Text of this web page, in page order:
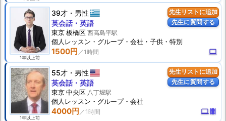
先生リストに追加
先生に質問する
1年以上前
39才 男性
1500円 computer
英会話・英語
東京 板橋区 西高島平駅
個人 レッスン ・グループ・会社・子供・特別
先生リストに追加
先生に質問する
1年以上前
55才 男性
4000円 computertheaters
英会話・英語
東京 中央区 八丁堀駅
個人 レッスン ・グループ・会社